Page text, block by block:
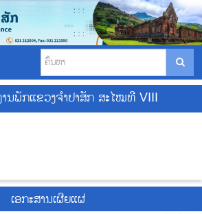
ານພັກແຂວງຈຳປາສັກ ສະໄໝທີ VIII
ເອກະສານເຜີຍແຜ່